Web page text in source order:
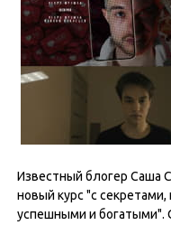
Известный блогер Саша
новый курс "с
успешными и богатыми".